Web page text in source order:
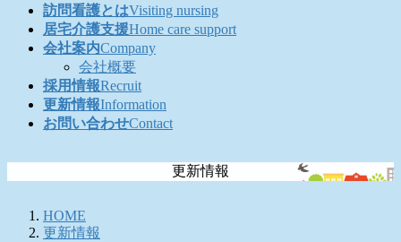
訪問看護とはVisiting nursing
居宅介護支援Home care support
会社案内Company
会社概要
採用情報Recruit
更新情報Information
お問い合わせContact
更新情報
HOME
更新情報